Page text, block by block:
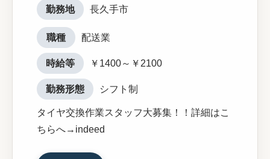
勤務地 長久手市
職種 配送業
時給等 ￥1400～￥2100
勤務形態 シフト制
タイヤ交換作業スタッフ大募集！！詳細はこ
ちらへ→indeed